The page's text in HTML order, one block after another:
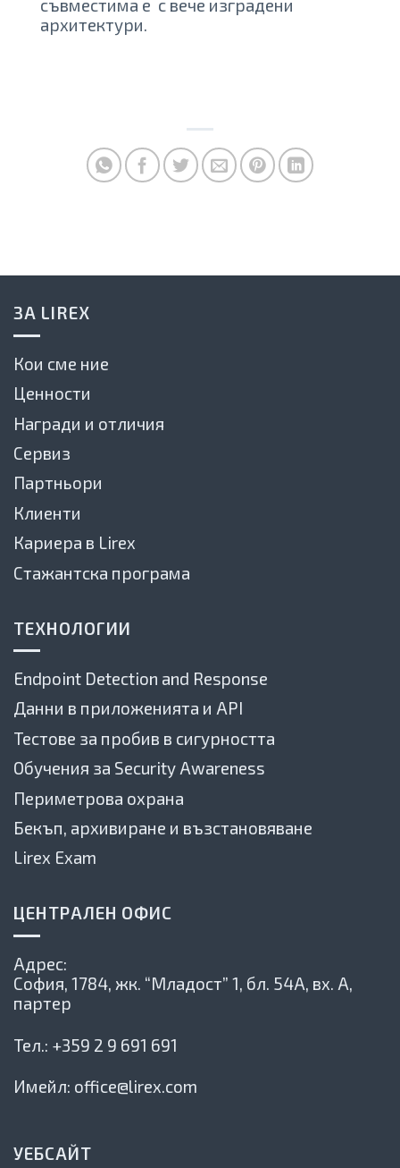
съвместима е с вече изградени
архитектури.
ЗА LIREX
Кои сме ние
Ценности
Награди и отличия
Сервиз
Партньори
Клиенти
Кариера в Lirex
Стажантска програма
ТЕХНОЛОГИИ
Endpoint Detection and Response
Данни в приложенията и API
Тестове за пробив в сигурността
Обучения за Security Awareness
Периметрова охрана
Бекъп, архивиране и възстановяване
Lirex Exam
ЦЕНТРАЛЕН ОФИС
Адрес:
София, 1784, жк. “Младост” 1, бл. 54А, вх. А,
партер
Тел.: +359 2 9 691 691
Имейл: office@lirex.com
УЕБСАЙТ